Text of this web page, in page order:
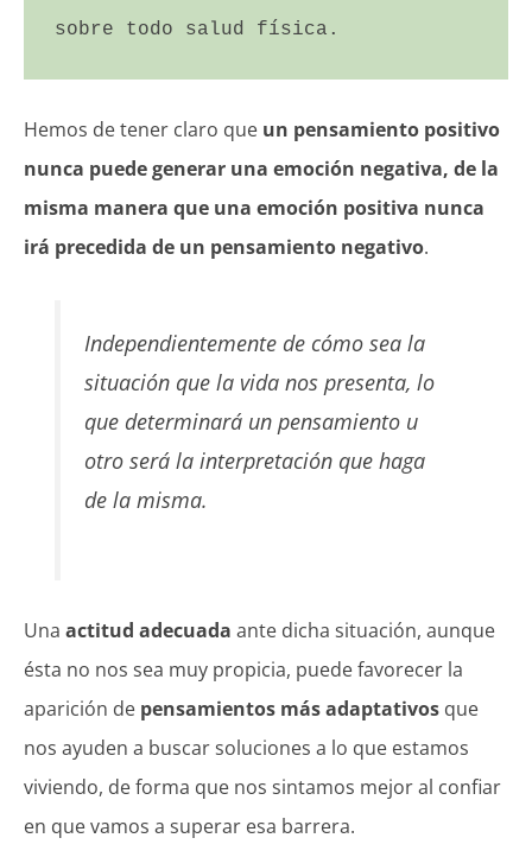
sobre todo salud física.
Hemos de tener claro que un pensamiento positivo
nunca puede generar una emoción negativa, de la
misma manera que una emoción positiva nunca
irá precedida de un pensamiento negativo.
Independientemente de cómo sea la
situación que la vida nos presenta, lo
que determinará un pensamiento u
otro será la interpretación que haga
de la misma.
Una actitud adecuada ante dicha situación, aunque
ésta no nos sea muy propicia, puede favorecer la
aparición de pensamientos más adaptativos que
nos ayuden a buscar soluciones a lo que estamos
viviendo, de forma que nos sintamos mejor al confiar
en que vamos a superar esa barrera.